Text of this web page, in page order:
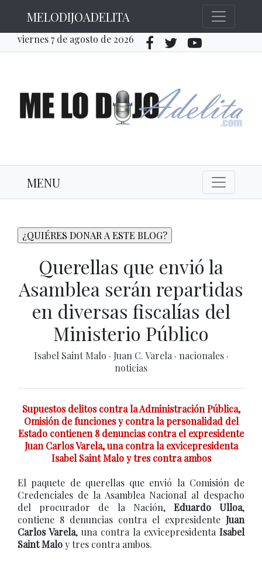
MELODIJOADELITA
viernes 7 de agosto de 2026
MENU
Querellas que envió la
Asamblea serán repartidas
en diversas fiscalías del
Ministerio Público
Isabel Saint Malo · Juan C. Varela · nacionales ·
noticias
Supuestos delitos contra la Administración Pública,
Omisión de funciones y contra la personalidad del
Estado contienen 8 denuncias contra el expresidente
Juan Carlos Varela, una contra la exvicepresidenta
Isabel Saint Malo y tres contra ambos
El paquete de querellas que envió la Comisión de
Credenciales de la Asamblea Nacional al despacho
del procurador de la Nación, Eduardo Ulloa,
contiene 8 denuncias contra el expresidente Juan
Carlos Varela, una contra la exvicepresidenta Isabel
Saint Maloy tres contra ambos.